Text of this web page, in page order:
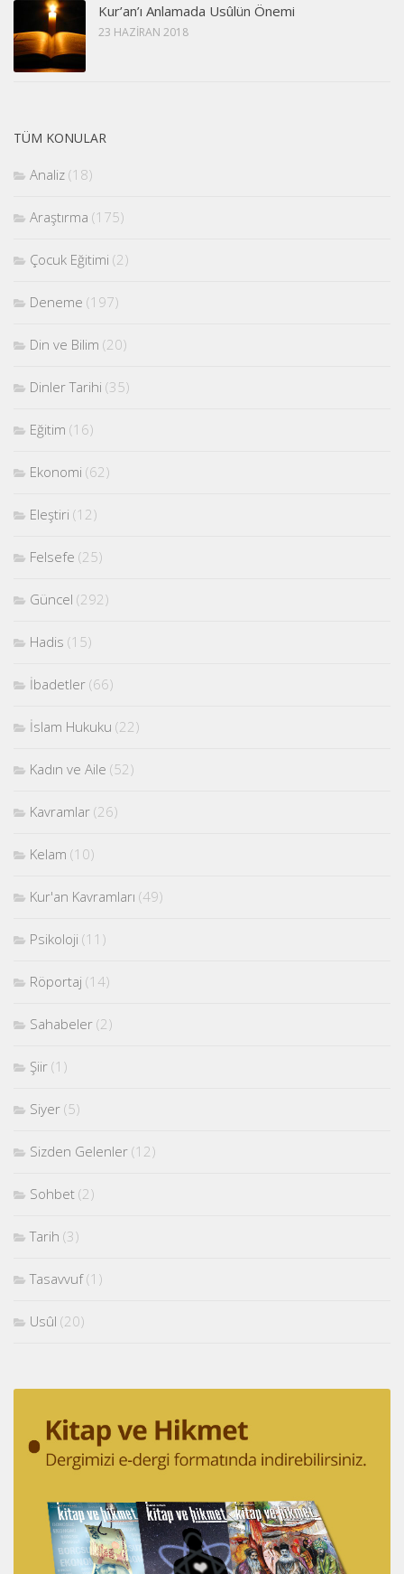
Kur’an’ı Anlamada Usûlün Önemi
23 HAZIRAN 2018
TÜM KONULAR
Analiz (18)
Araştırma (175)
Çocuk Eğitimi (2)
Deneme (197)
Din ve Bilim (20)
Dinler Tarihi (35)
Eğitim (16)
Ekonomi (62)
Eleştiri (12)
Felsefe (25)
Güncel (292)
Hadis (15)
İbadetler (66)
İslam Hukuku (22)
Kadın ve Aile (52)
Kavramlar (26)
Kelam (10)
Kur'an Kavramları (49)
Psikoloji (11)
Röportaj (14)
Sahabeler (2)
Şiir (1)
Siyer (5)
Sizden Gelenler (12)
Sohbet (2)
Tarih (3)
Tasavvuf(1)
Usûl (20)